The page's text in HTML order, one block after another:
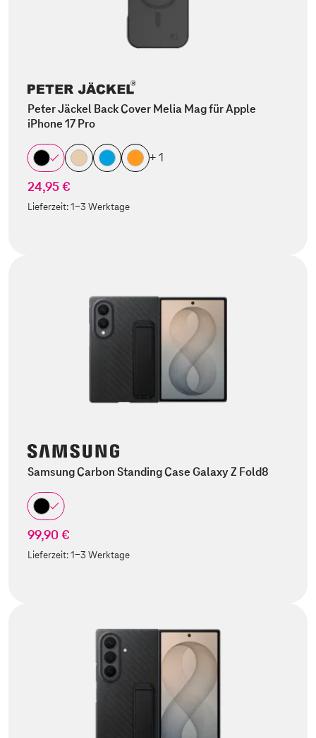
Peter Jäckel Back Cover Melia Mag für Apple
iPhone 17 Pro
+ 1
24,95 €
Lieferzeit:1-3 Werktage
Samsung Carbon Standing Case Galaxy Z Fold8
99,90 €
Lieferzeit:1-3 Werktage